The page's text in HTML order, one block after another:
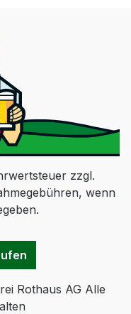
zzgl.
wenn
Rothaus AG Alle